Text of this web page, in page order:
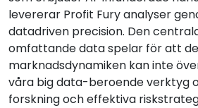
levererar Profit Fury analyser
datadriven precision. Den
omfattande data spelar för att
marknadsdynamiken kan inte
våra big data-beroende verktyg
forskning och effektiva